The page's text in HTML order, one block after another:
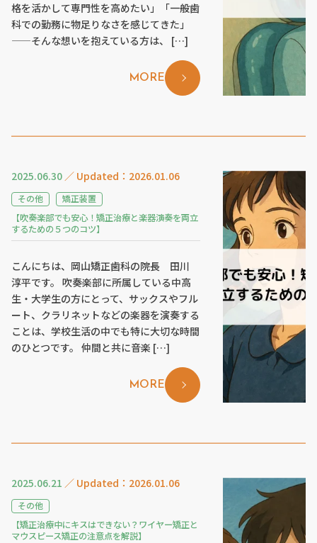
格を活かして専門性を高めたい」「一般歯
科での勤務に物足りなさを感じてきた」
——そんな想いを抱えている方は、 […]
MORE
2025.06.30 ／ Updated：2026.01.06
その他 矯正装置
【吹奏楽部でも安心！矯正治療と楽器演奏を両立
するための５つのコツ】
こんにちは、岡山矯正歯科の院長 田川
淳平です。 吹奏楽部に所属している中高
生・大学生の方にとって、サックスやフル
ート、クラリネットなどの楽器を演奏する
ことは、学校生活の中でも特に大切な時間
のひとつです。 仲間と共に音楽 […]
MORE
2025.06.21 ／ Updated：2026.01.06
その他
【矯正治療中にキスはできない？ワイヤー矯正と
マウスピース矯正の注意点を解説】